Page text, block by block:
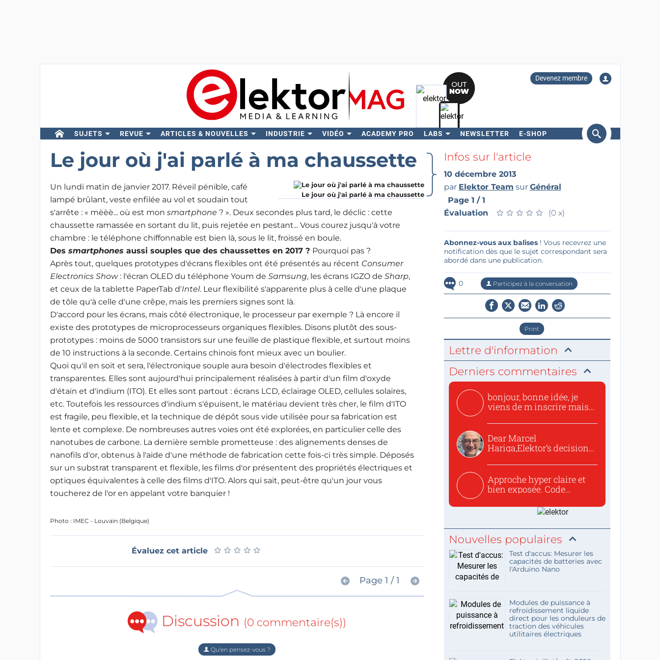
Devenez membre
SUJETS REVUE ARTICLES & NOUVELLES INDUSTRIE VIDÉO ACADEMY PRO LABS NEWSLETTER E-SHOP
Rechercher
Le jour où j'ai parlé à ma chaussette
Le jour où j'ai parlé à ma chaussette
Un lundi matin de janvier 2017. Réveil pénible, café
lampé brûlant, veste enfilée au vol et soudain tout
s'arrête : « mèèè... où est mon smartphone ? ». Deux secondes plus tard, le déclic : cette
chaussette ramassée en sortant du lit, puis rejetée en pestant... Vous courez jusqu'à votre
chambre : le téléphone chiffonnable est bien là, sous le lit, froissé en boule.
Des smartphonesaussi souples que des chaussettes en 2017 ? Pourquoi pas ?
Après tout, quelques prototypes d'écrans flexibles ont été présentés au récent Consumer
Electronics Show: l'écran OLED du téléphone Youm de Samsung, les écrans IGZO de Sharp,
et ceux de la tablette PaperTab d'Intel. Leur flexibilité s'apparente plus à celle d'une plaque
de tôle qu'à celle d'une crêpe, mais les premiers signes sont là.
D'accord pour les écrans, mais côté électronique, le processeur par exemple ? Là encore il
existe des prototypes de microprocesseurs organiques flexibles. Disons plutôt des sous-
prototypes : moins de 5000 transistors sur une feuille de plastique flexible, et surtout moins
de 10 instructions à la seconde. Certains chinois font mieux avec un boulier.
Quoi qu'il en soit et sera, l'électronique souple aura besoin d'électrodes flexibles et
transparentes. Elles sont aujourd'hui principalement réalisées à partir d'un film d'oxyde
d'étain et d'indium (ITO). Et elles sont partout : écrans LCD, éclairage OLED, cellules solaires,
etc. Toutefois les ressources d'indium s'épuisent, le matériau devient très cher, le film d'ITO
est fragile, peu flexible, et la technique de dépôt sous vide utilisée pour sa fabrication est
lente et complexe. De nombreuses autres voies ont été explorées, en particulier celle des
nanotubes de carbone. La dernière semble prometteuse : des alignements denses de
nanofils d'or, obtenus à l'aide d'une méthode de fabrication cette fois-ci très simple. Déposés
sur un substrat transparent et flexible, les films d'or présentent des propriétés électriques et
optiques équivalentes à celle des films d'ITO. Alors qui sait, peut-être qu'un jour vous
toucherez de l'or en appelant votre banquier !
Photo : IMEC - Louvain (Belgique)
Évaluez cet article ★ ★ ★ ★ ★
★ ★ ★ ★ ★
Page 1 / 1
Discussion (0 commentaire(s))
Qu'en pensez-vous ?
Infos sur l'article
10 décembre 2013
par Elektor Team sur Général
Page 1 / 1
Évaluation
★ ★ ★ ★ ★
★ ★ ★ ★ ★ (0 x)
Abonnez-vous aux balises! Vous recevrez une
notification dès que le sujet correspondant sera
abordé dans une publication.
0 Participez à la conversation
Print
Lettre d'information
Derniers commentaires
bonjour, bonne idée, je
viens de m inscrire mais
Dear Marcel
Hariga,Elektor’s decision
Approche hyper claire et
bien exposée. Code
Nouvelles populaires
Test d'accus: Mesurer les
capacités de batteries avec
l'Arduino Nano
Modules de puissance à
refroidissement liquide
direct pour les onduleurs de
traction des véhicules
utilitaires électriques